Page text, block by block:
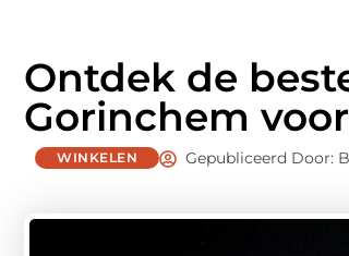
Ontdek de
Gorinchem
WINKELEN Gepubliceerd Door: